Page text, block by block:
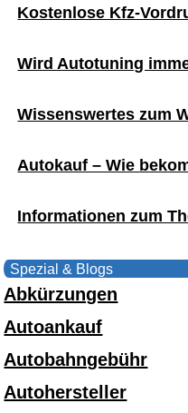
Kostenlose Kfz-
Wird Autotuning
Wissenswertes zum
Autokauf – Wie
Informationen zum
Spezial & Blogs
Abkürzungen
Autoankauf
Autobahngebühr
Autohersteller